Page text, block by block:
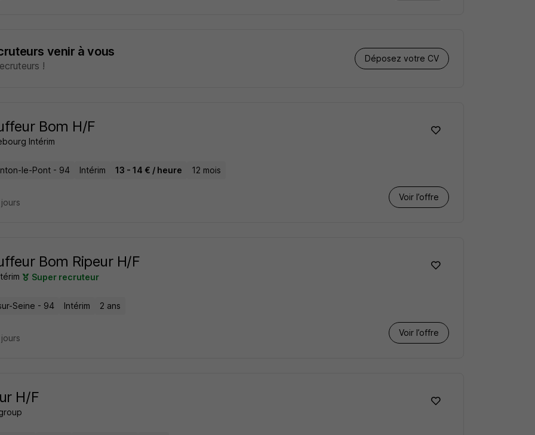
venir à vous
!
Déposez votre CV
Bom H/F
Intérim
le-Pont - 94 Intérim 13 - 14 € / heure 12 mois
Voir l’offre
Bom Ripeur H/F
Super recruteur
Seine - 94 Intérim 2 ans
Voir l’offre
H/F